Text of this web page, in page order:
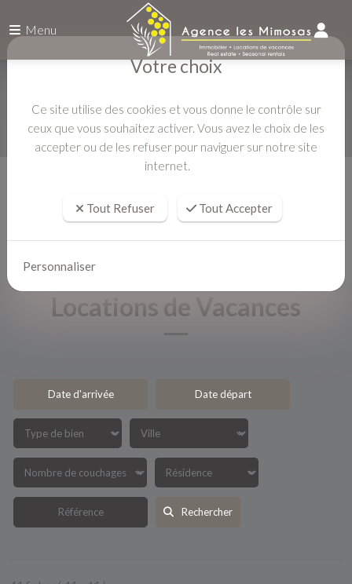
Menu
Locations de Vacances
Rechercher
Votre choix
Ce site utilise des cookies et vous donne le contrôle sur
ceux que vous souhaitez activer. Vous avez le choix de les
accepter ou de les refuser pour naviguer sur notre site
internet.
Tout Refuser Tout Accepter
Personnaliser